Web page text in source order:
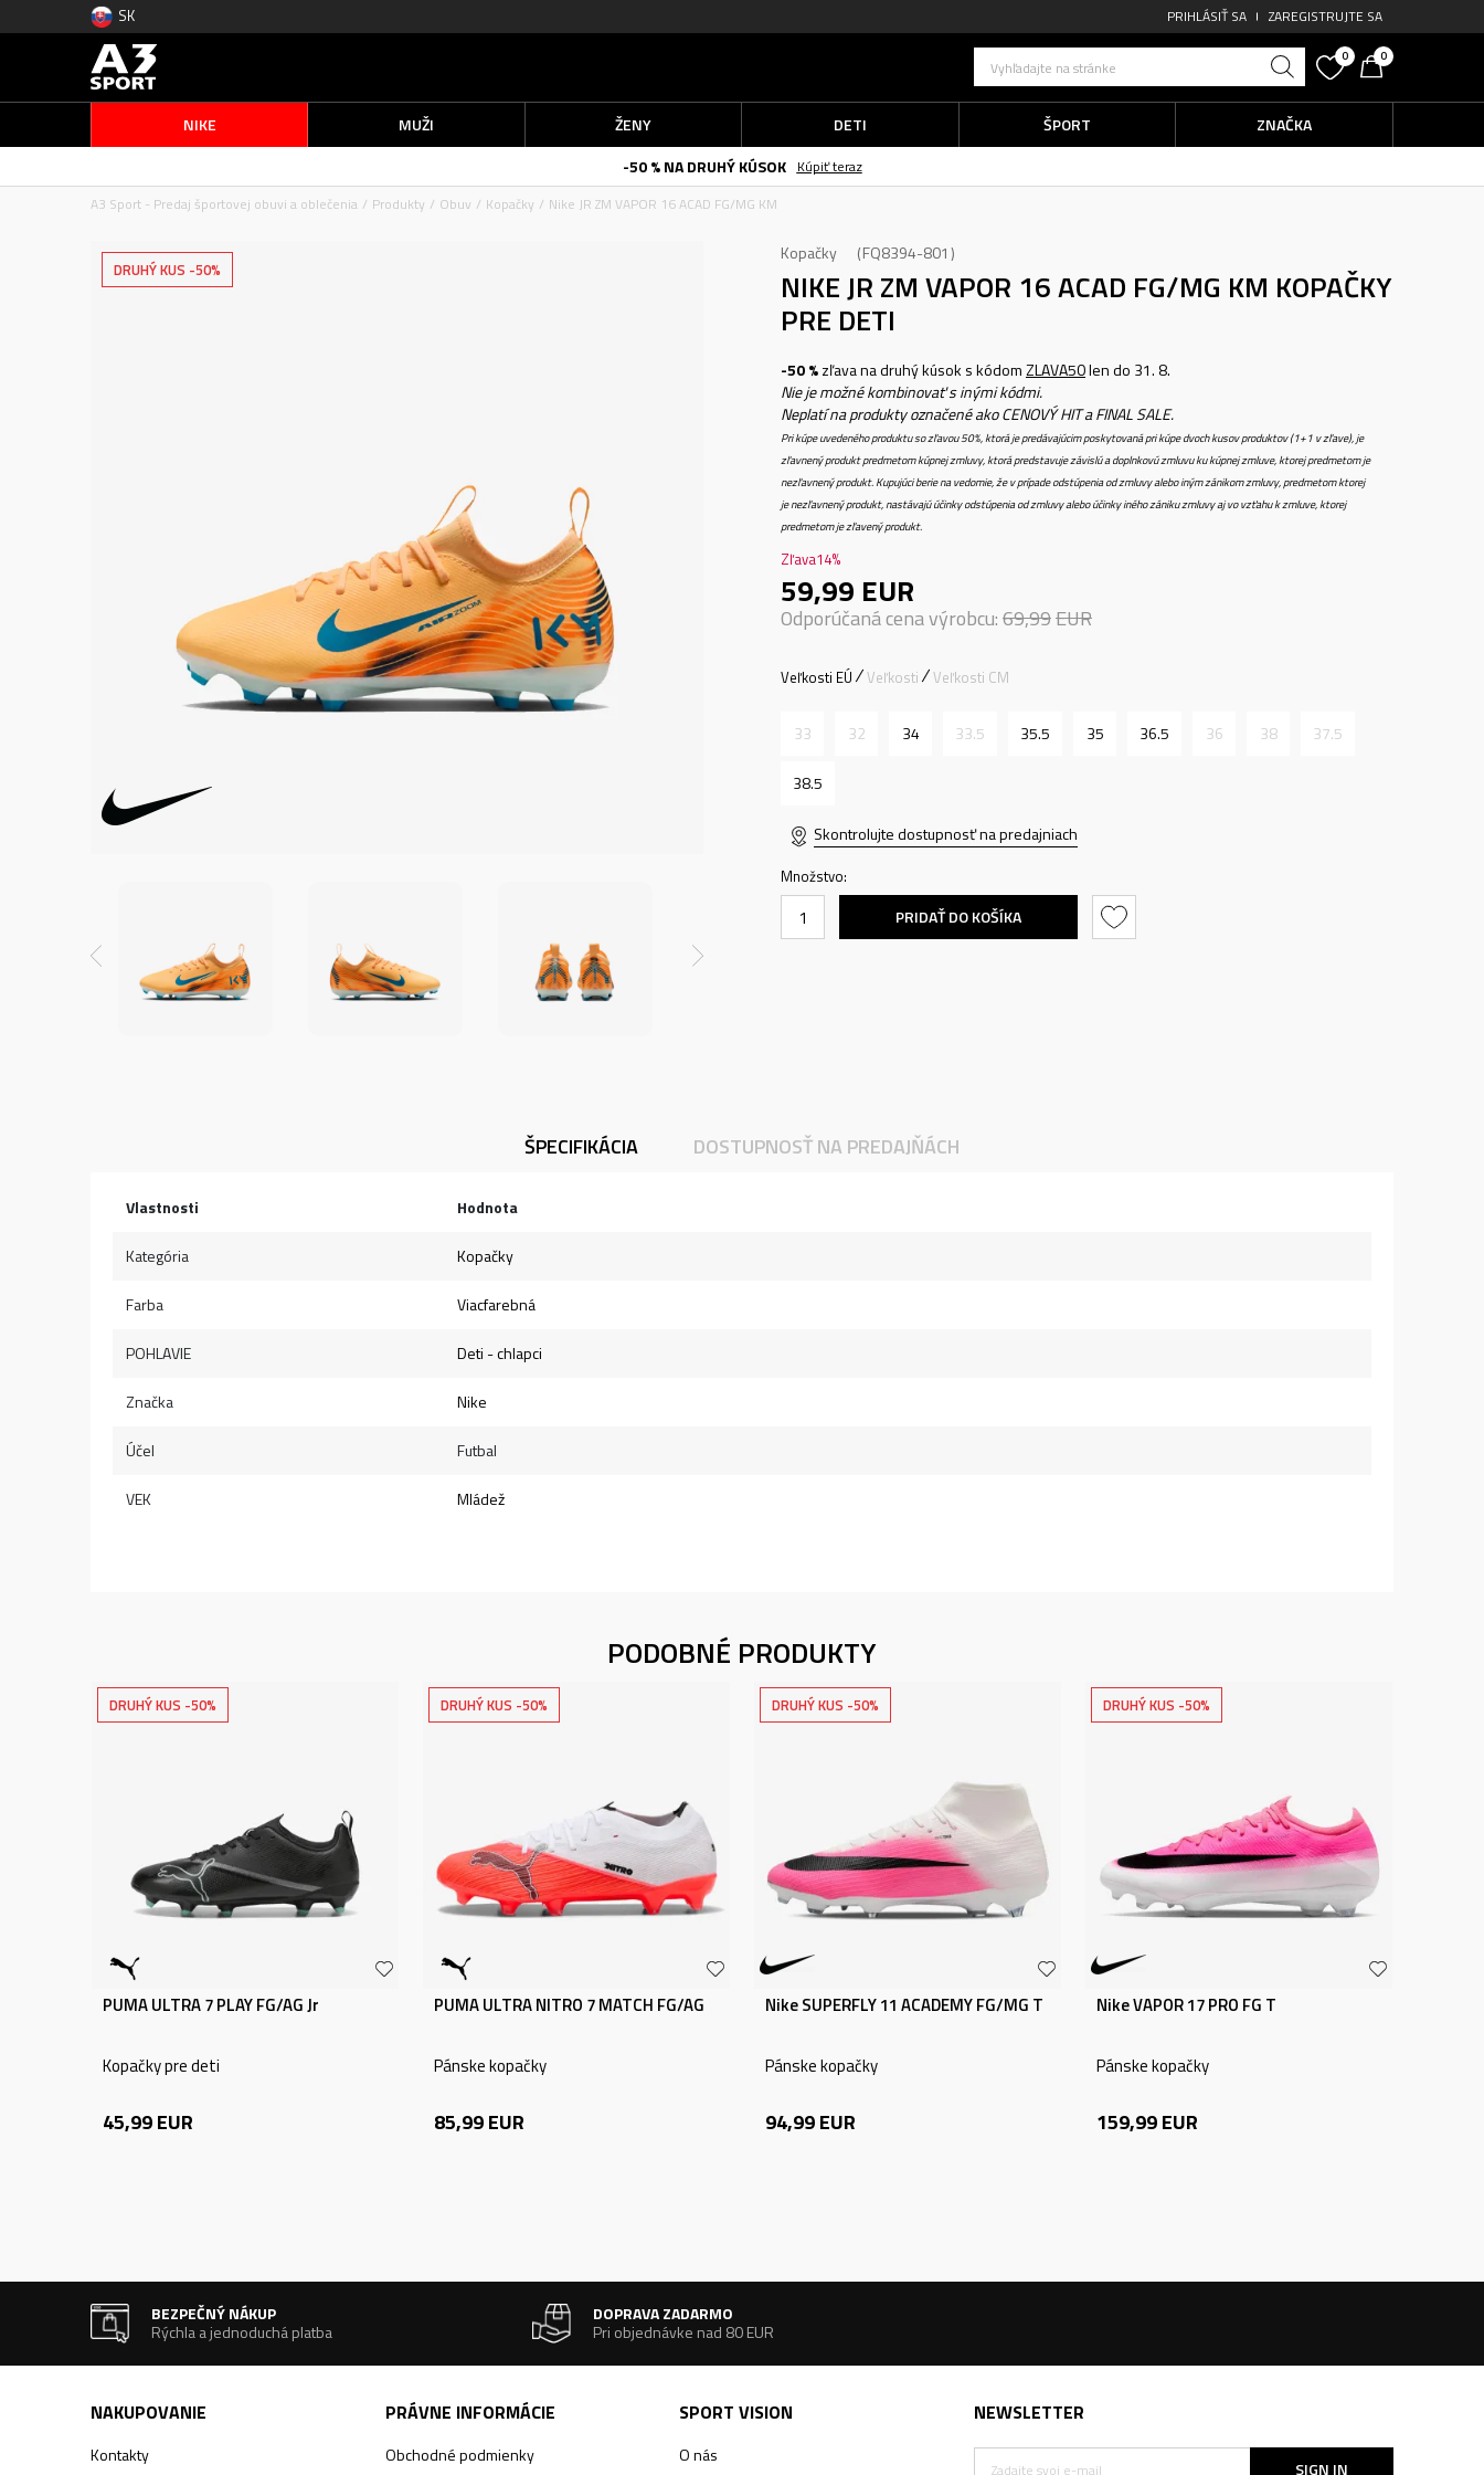
SK PRIHLÁSIŤ SA ZAREGISTRUJTE SA
Vyhľadajte na stránke
0 0
NIKE MUŽI ŽENY DETI ŠPORT
ZNAČKA
-50 % NA DRUHÝ KÚSOK
Kúpiť teraz
A3 Sport - Predaj športovej obuvi a oblečenia
Produkty Obuv Kopačky Nike JR ZM VAPOR 16 ACAD FG/MG KM
DRUHÝ KUS -50%
Kopačky FQ8394-801
NIKE JR ZM VAPOR 16 ACAD FG/MG KM KOPAČKY
PRE DETI
-50 %zľava na druhý kúsok s kódomZLAVA50len do 31. 8.
Nie je možné kombinovať s inými kódmi.
Neplatí na produkty označené ako CENOVÝ HIT a FINAL SALE.
Pri kúpe uvedeného produktu so zľavou 50%, ktorá je predávajúcim poskytovaná pri kúpe dvoch kusov produktov (1+1 v zľave), je
zľavnený produkt predmetom kúpnej zmluvy, ktorá predstavuje závislú a doplnkovú zmluvu ku kúpnej zmluve, ktorej predmetom je
nezľavnený produkt. Kupujúci berie na vedomie, že v prípade odstúpenia od zmluvy alebo iným zánikom zmluvy, predmetom ktorej
je nezľavnený produkt, nastávajú účinky odstúpenia od zmluvy alebo účinky iného zániku zmluvy aj vo vzťahu k zmluve, ktorej
predmetom je zľavený produkt.
Zľava14%
59,99 EUR
Odporúčaná cena výrobcu:69,99EUR
Veľkosti EÚ Veľkosti Veľkosti CM
33 32 34 33.5 35.5 35 36.5 36 38 37.5
38.5
Skontrolujte dostupnosť na predajniach
Množstvo:
PRIDAŤ DO KOŠÍKA
ŠPECIFIKÁCIA DOSTUPNOSŤ NA PREDAJŇÁCH
Vlastnosti Hodnota
Kategória Kopačky
Farba Viacfarebná
POHLAVIE Deti - chlapci
Značka Nike
Účel Futbal
VEK Mládež
PODOBNÉ PRODUKTY
DRUHÝ KUS -50%
PUMA ULTRA 7 PLAY FG/AG Jr
Kopačky pre deti
45,99EUR
DRUHÝ KUS -50%
PUMA ULTRA NITRO 7 MATCH FG/AG
Pánske kopačky
85,99EUR
DRUHÝ KUS -50%
Nike SUPERFLY 11 ACADEMY FG/MG T
Pánske kopačky
94,99EUR
DRUHÝ KUS -50%
Nike VAPOR 17 PRO FG T
Pánske kopačky
159,99EUR
BEZPEČNÝ NÁKUP
Rýchla a jednoduchá platba
DOPRAVA ZADARMO
Pri objednávke nad 80 EUR
NAKUPOVANIE
Kontakty
PRÁVNE INFORMÁCIE
Obchodné podmienky
SPORT VISION
O nás
NEWSLETTER
SIGN IN